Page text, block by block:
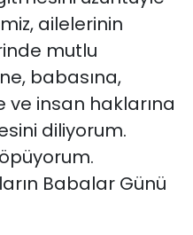
ailelerinin
mutlu
babasına,
ve insan haklarına
diliyorum.
Babalar Günü